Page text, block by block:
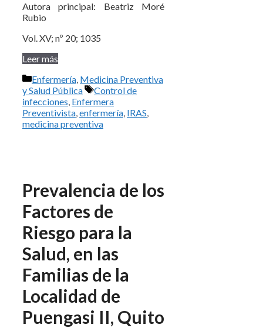
Autora principal: Beatriz Moré
Rubio
Vol. XV; nº 20; 1035
Leer más
Categorías
Enfermería, Medicina Preventiva
y Salud Pública
Etiquetas
Control de
infecciones, Enfermera
Preventivista,enfermería, IRAS,
medicina preventiva
Prevalencia de los
Factores de
Riesgo para la
Salud, en las
Familias de la
Localidad de
Puengasi II, Quito